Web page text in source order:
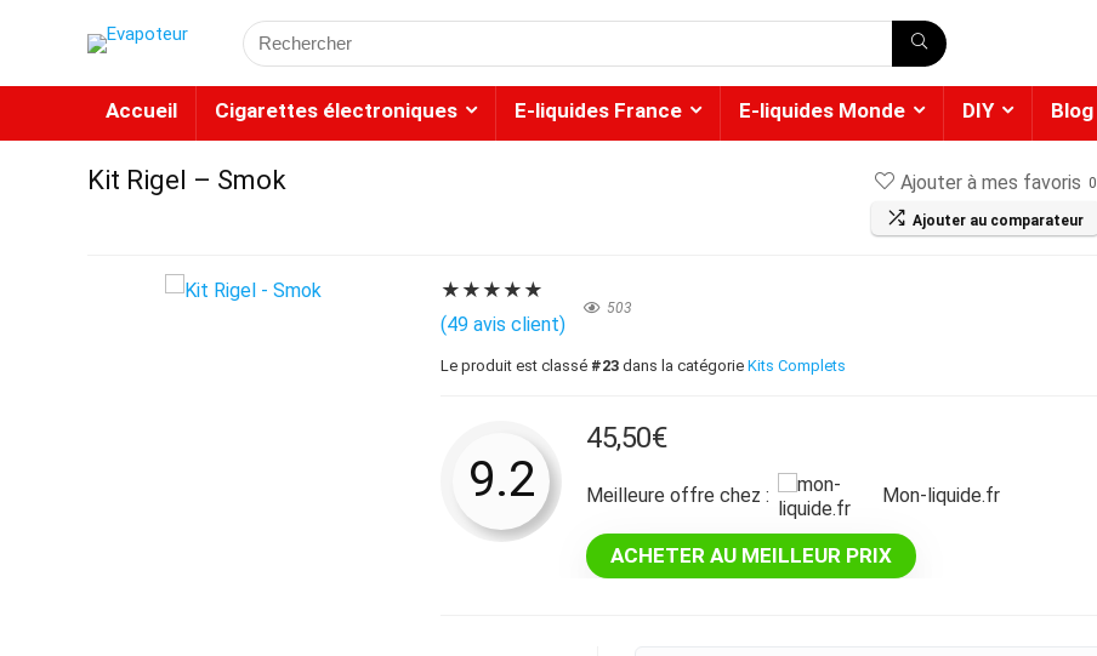
Accueil Cigarettes électroniques E-liquides France E-liquides Monde DIY Blog
Kit Rigel – Smok Ajouter à mes favoris 0
Ajouter au comparateur
★ ★ ★ ★ ★
(49 avis client)
503
Le produit est classé #23 dans la catégorieKits Complets
9.2
45,50€
Meilleure offre chez : mon-liquide.fr
ACHETER AU MEILLEUR PRIX